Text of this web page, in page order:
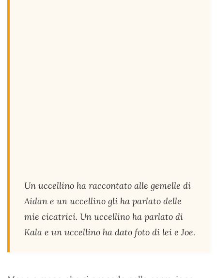
Un uccellino ha raccontato alle gemelle di
Aidan e un uccellino gli ha parlato delle
mie cicatrici. Un uccellino ha parlato di
Kala e un uccellino ha dato foto di lei e Joe.